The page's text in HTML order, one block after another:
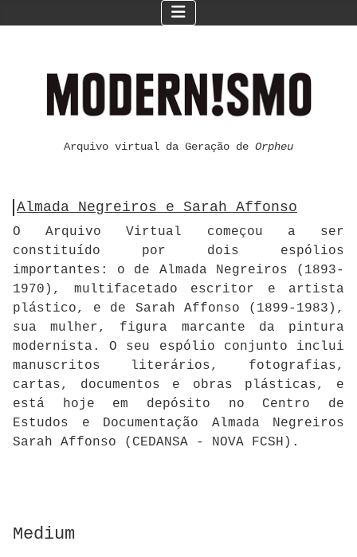
Arquivo virtual da Geração de Orpheu
Almada Negreiros e Sarah Affonso
O Arquivo Virtual começou a ser
constituído por dois espólios
importantes: o de Almada Negreiros (1893-
1970), multifacetado escritor e artista
plástico, e de Sarah Affonso (1899-1983),
sua mulher, figura marcante da pintura
modernista. O seu espólio conjunto inclui
manuscritos literários, fotografias,
cartas, documentos e obras plásticas, e
está hoje em depósito no Centro de
Estudos e Documentação Almada Negreiros
Sarah Affonso (CEDANSA - NOVA FCSH).
Medium